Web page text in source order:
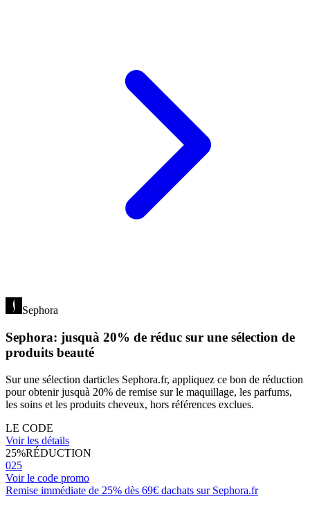
Sephora
Sephora: jusquà 20% de réduc sur une sélection de
produits beauté
Sur une sélection darticles Sephora.fr, appliquez ce bon de réduction
pour obtenir jusquà 20% de remise sur le maquillage, les parfums,
les soins et les produits cheveux, hors références exclues.
LE CODE
Voir les détails
25%RÉDUCTION
025
Voir le code promo
Remise immédiate de 25% dès 69€ dachats sur Sephora.fr